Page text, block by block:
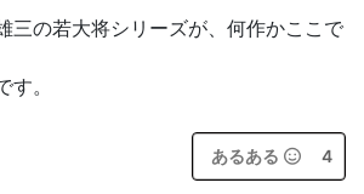
三の若大将シリーズが、何作かここで
。
あるある 4